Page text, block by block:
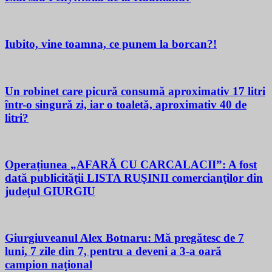
Iubito, vine toamna, ce punem la borcan?!
Un robinet care picură consumă aproximativ 17 litri
într-o singură zi, iar o toaletă, aproximativ 40 de
litri?
Operațiunea „AFARĂ CU CARCALACII”: A fost
dată publicităţii LISTA RUŞINII comercianţilor din
judeţul GIURGIU
Giurgiuveanul Alex Botnaru: Mă pregătesc de 7
luni, 7 zile din 7, pentru a deveni a 3-a oară
campion naţional